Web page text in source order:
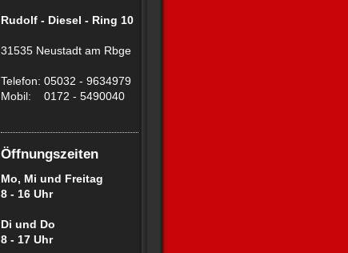
Rudolf - Diesel - Ring 10
31535 Neustadt am Rbge
Telefon: 05032 - 9634979
Mobil: 0172 - 5490040
Öffnungszeiten
Mo, Mi und Freitag
8 - 16 Uhr
Di und Do
8 - 17 Uhr